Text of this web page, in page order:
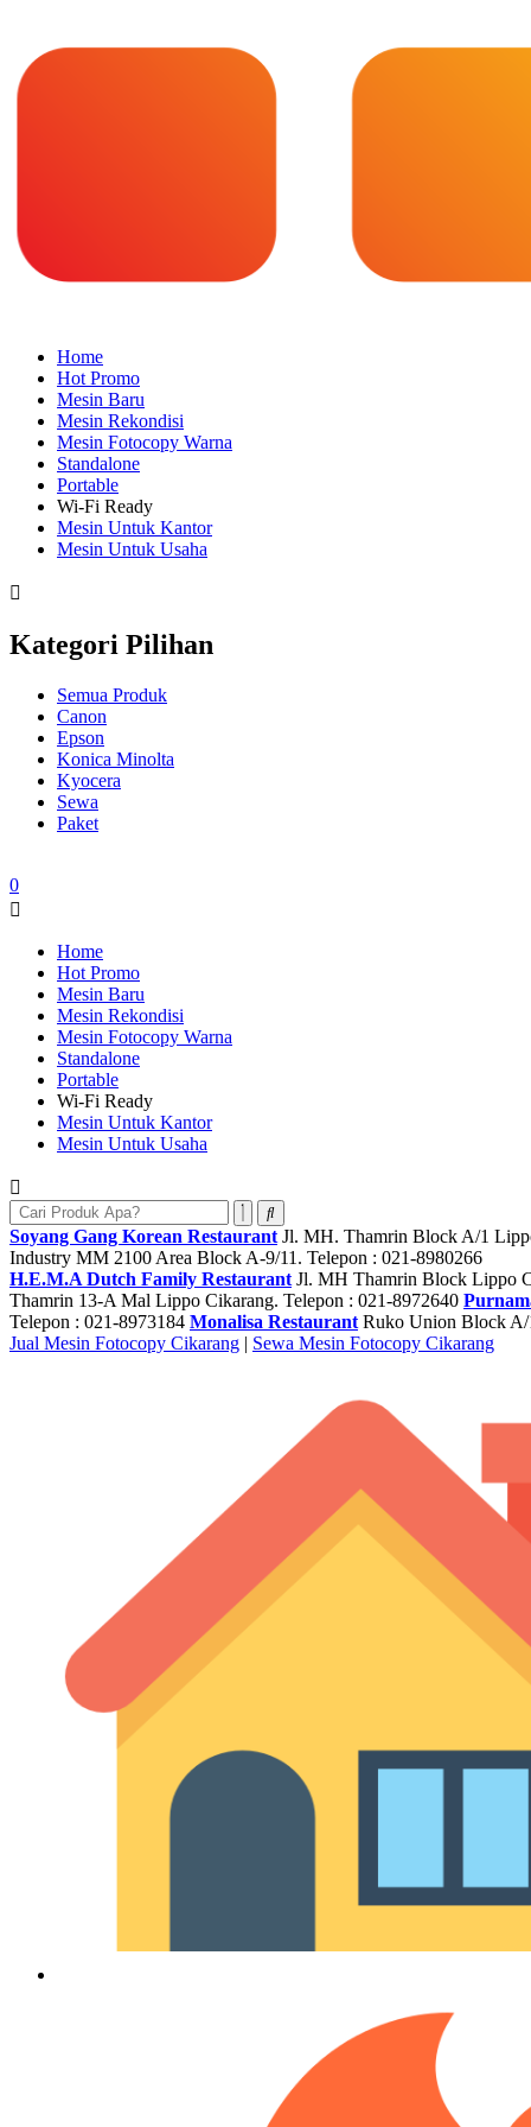
Home
Hot Promo
Mesin Baru
Mesin Rekondisi
Mesin Fotocopy Warna
Standalone
Portable
Wi-Fi Ready
Mesin Untuk Kantor
Mesin Untuk Usaha
Kategori Pilihan
Semua Produk
Canon
Epson
Konica Minolta
Kyocera
Sewa
Paket
0
Home
Hot Promo
Mesin Baru
Mesin Rekondisi
Mesin Fotocopy Warna
Standalone
Portable
Wi-Fi Ready
Mesin Untuk Kantor
Mesin Untuk Usaha
Soyang Gang Korean Restaurant Jl. MH. Thamrin Block A/1
Industry MM 2100 Area Block A-9/11. Telepon : 021-8980266
H.E.M.A Dutch Family Restaurant Jl. MH Thamrin Block Lippo
Thamrin 13-A Mal Lippo Cikarang. Telepon : 021-8972640
Telepon : 021-8973184 Monalisa Restaurant Ruko Union Block
Jual Mesin Fotocopy Cikarang | Sewa Mesin Fotocopy Cikarang